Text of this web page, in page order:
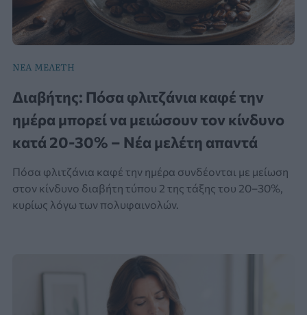
ΝΕΑ ΜΕΛΕΤΗ
Διαβήτης: Πόσα φλιτζάνια καφέ την
ημέρα μπορεί να μειώσουν τον κίνδυνο
κατά 20-30% – Νέα μελέτη απαντά
Πόσα φλιτζάνια καφέ την ημέρα συνδέονται με μείωση
στον κίνδυνο διαβήτη τύπου 2 της τάξης του 20–30%,
κυρίως λόγω των πολυφαινολών.